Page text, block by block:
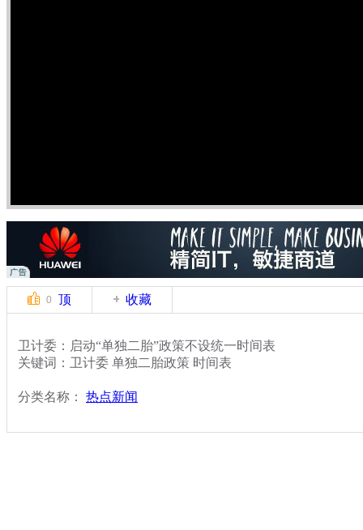
0 顶 收藏
卫计委：启动“单独二胎”政策不设统一时间表
关键词：卫计委 单独二胎政策 时间表
分类名称： 热点新闻